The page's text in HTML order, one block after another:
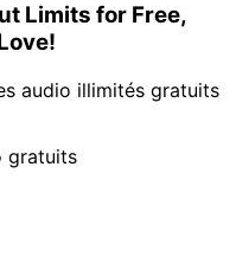
Limits for Free,
audio illimités gratuits
gratuits